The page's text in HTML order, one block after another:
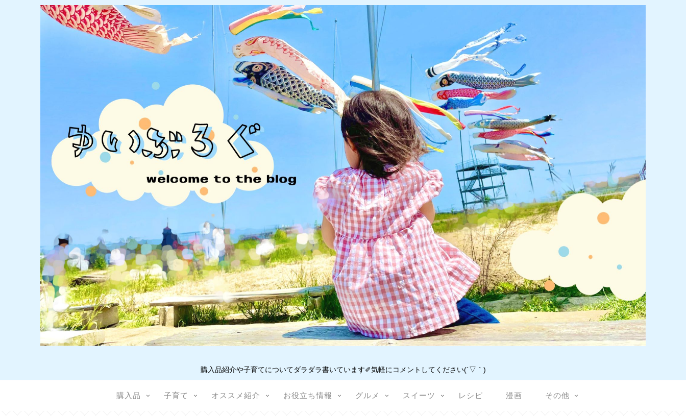
購入品紹介や子育てについてダラダラ書いています✐気軽にコメントしてください(´▽｀)
購入品 子育て オススメ紹介 お役立ち情報 グルメ スイーツ レシピ 漫画 その他